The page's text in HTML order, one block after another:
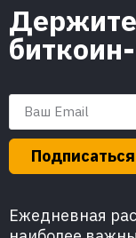
Держите
Подписаться
Ежедневная